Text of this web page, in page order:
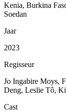
Kenia, Burkina
Soedan
Jaar
2023
Regisseur
Jo Ingabire Moys,
Deng, Leslie Tô,
Cast